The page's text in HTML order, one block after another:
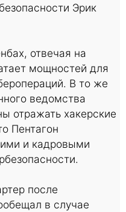
Эрик
отвечая на
мощностей для
В то же
ведомства
отражать хакерские
Пентагон
и кадровыми
после
в случае